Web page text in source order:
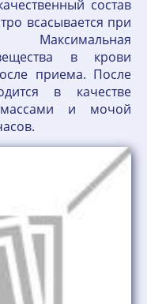
состав
всасывается при
Максимальная
в крови
приема. После
в качестве
и мочой